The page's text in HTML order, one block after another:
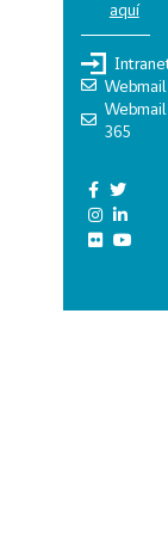
aquí
Webmail
Webmail
365